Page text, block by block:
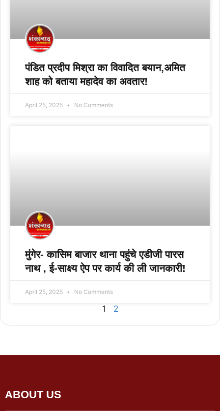
पंडित प्रदीप मिश्रा का विवादित बयान,अमित
शाह को बताया महादेव का अवतार!
April 25, 2025 No Comments
मुंगेर- कासिम बाजार थाना पहुंचे एडीजी पारस
नाथ , ई-साक्ष्य ऐप पर कार्य की ली जानकारी!
April 25, 2025 No Comments
1 2
ABOUT US